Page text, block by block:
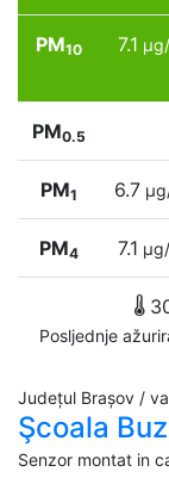
PM10 7.1
PM0.5
PM1 6.7
PM4 7.1
Posljednje
Județul Brașov /
Şcoala
Senzor montat in